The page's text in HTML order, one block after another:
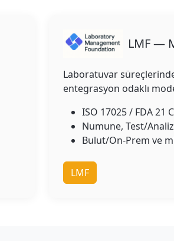
LMF —
Laboratuvar
entegrasyon odaklı
ISO 17025 / FDA 21
Numune, Test/
Bulut/On-Prem ve
LMF